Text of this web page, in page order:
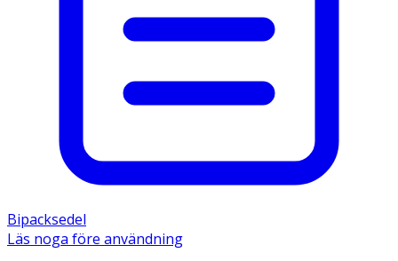
Bipacksedel
Läs noga före användning